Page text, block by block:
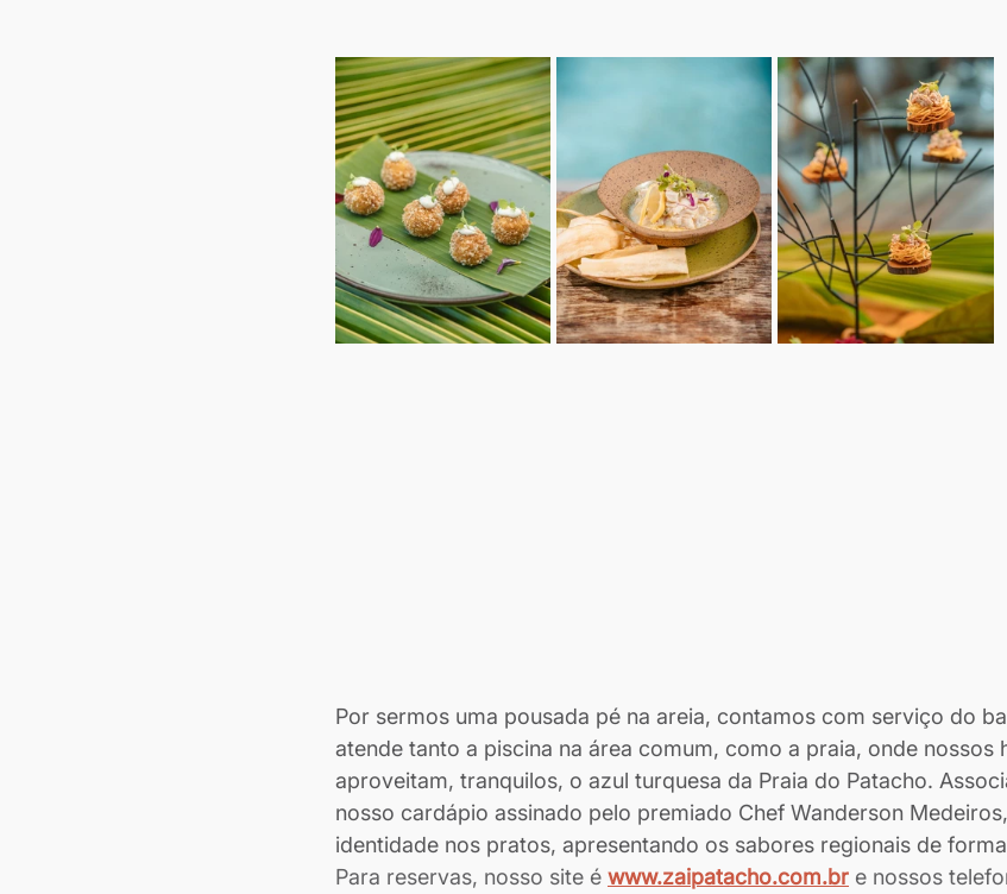
Por sermos uma pousada pé na areia, contamos com serviço do
atende tanto a piscina na área comum, como a praia, onde nossos
aproveitam, tranquilos, o azul turquesa da Praia do Patacho.
nosso cardápio assinado pelo premiado Chef Wanderson
identidade nos pratos, apresentando os sabores regionais de
Para reservas, nosso site é www.zaipatacho.com.br e nossos